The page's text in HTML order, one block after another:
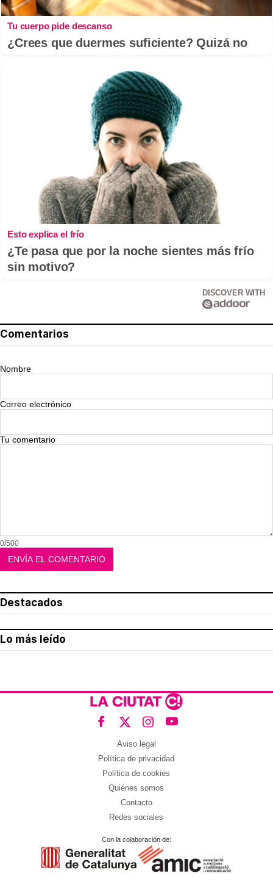
Tu cuerpo pide descanso
¿Crees que duermes suficiente? Quizá no
Esto explica el frío
¿Te pasa que por la noche sientes más frío
sin motivo?
DISCOVER WITH
Comentarios
Nombre
Correo electrónico
Tu comentario
0/500
Destacados
Lo más leído
Aviso legal
Política de privacidad
Política de cookies
Quiénes somos
Contacto
Redes sociales
Con la colaboración de: